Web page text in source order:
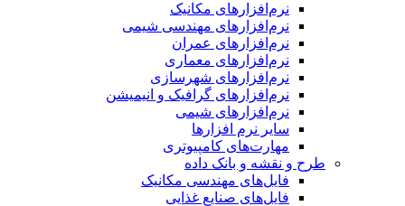
نرم‌افزارهای مکانیک
نرم‌افزارهای مهندسی شیمی
نرم‌افزارهای عمران
نرم‌افزارهای معماری
نرم‌افزارهای شهرسازی
نرم‌افزارهای گرافیک و انیمیشن
نرم‌افزارهای شیمی
سایر نرم افزارها
مهارت‌های کامپیوتری
طرح و نقشه و بانک داده
فایل‌های مهندسی مکانیک
فایل‌های صنایع غذایی